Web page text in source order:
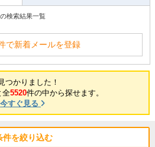
検索結果一覧
で新着メールを登録
つかりました！
全5520件の中から探せます。
今すぐ見る
件を絞り込む